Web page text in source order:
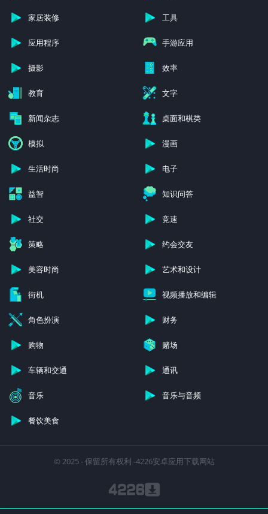
家居装修 工具
应用程序 手游应用
摄影 效率
教育 文字
新闻杂志 桌面和棋类
模拟 漫画
生活时尚 电子
益智 知识问答
社交 竞速
策略 约会交友
美容时尚 艺术和设计
街机 视频播放和编辑
角色扮演 财务
购物 赌场
车辆和交通 通讯
音乐 音乐与音频
餐饮美食
© 2025 - 保留所有权利 -4226安卓应用下载网站